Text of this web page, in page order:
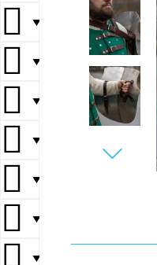
▼
▼
▼
▼
▼
▼
▼